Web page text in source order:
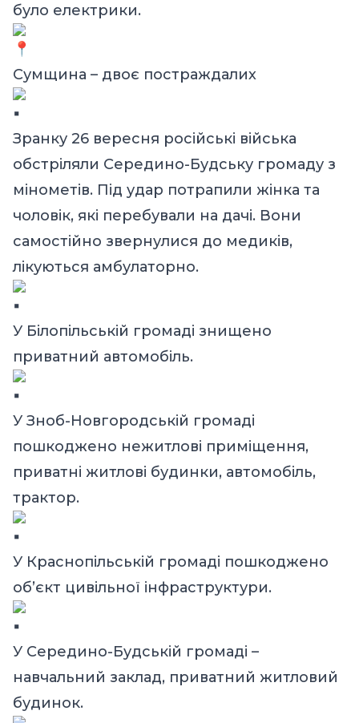
було електрики.
Сумщина – двоє постраждалих
Зранку 26 вересня російські війська
обстріляли Середино-Будську громаду з
мінометів. Під удар потрапили жінка та
чоловік, які перебували на дачі. Вони
самостійно звернулися до медиків,
лікуються амбулаторно.
У Білопільській громаді знищено
приватний автомобіль.
У Зноб-Новгородській громаді
пошкоджено нежитлові приміщення,
приватні житлові будинки, автомобіль,
трактор.
У Краснопільській громаді пошкоджено
об’єкт цивільної інфраструктури.
У Середино-Будській громаді –
навчальний заклад, приватний житловий
будинок.